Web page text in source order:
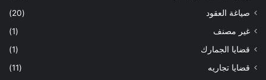
صياغة العقود
(20)
غير مصنف
(1)
قضايا الجمارك
(1)
قضايا تجاريه
(11)